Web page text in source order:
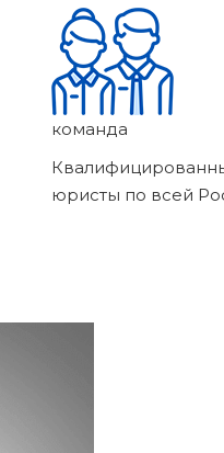
команда
юристы по всей